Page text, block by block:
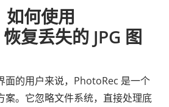
如何使用
复丢失的 JPG 图
面的用户来说，PhotoRec 是一个
案。它忽略文件系统，直接处理底